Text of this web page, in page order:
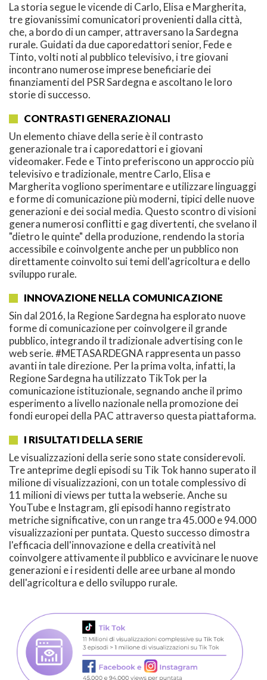
La storia segue le vicende di Carlo, Elisa e Margherita,
tre giovanissimi comunicatori provenienti dalla città,
che, a bordo di un camper, attraversano la Sardegna
rurale. Guidati da due caporedattori senior, Fede e
Tinto, volti noti al pubblico televisivo, i tre giovani
incontrano numerose imprese beneficiarie dei
finanziamenti del PSR Sardegna e ascoltano le loro
storie di successo.
CONTRASTI GENERAZIONALI
Un elemento chiave della serie è il contrasto
generazionale tra i caporedattori e i giovani
videomaker. Fede e Tinto preferiscono un approccio più
televisivo e tradizionale, mentre Carlo, Elisa e
Margherita vogliono sperimentare e utilizzare linguaggi
e forme di comunicazione più moderni, tipici delle nuove
generazioni e dei social media. Questo scontro di visioni
genera numerosi conflitti e gag divertenti, che svelano il
"dietro le quinte" della produzione, rendendo la storia
accessibile e coinvolgente anche per un pubblico non
direttamente coinvolto sui temi dell'agricoltura e dello
sviluppo rurale.
INNOVAZIONE NELLA COMUNICAZIONE
Sin dal 2016, la Regione Sardegna ha esplorato nuove
forme di comunicazione per coinvolgere il grande
pubblico, integrando il tradizionale advertising con le
web serie. #METASARDEGNA rappresenta un passo
avanti in tale direzione. Per la prima volta, infatti, la
Regione Sardegna ha utilizzato TikTok per la
comunicazione istituzionale, segnando anche il primo
esperimento a livello nazionale nella promozione dei
fondi europei della PAC attraverso questa piattaforma.
I RISULTATI DELLA SERIE
Le visualizzazioni della serie sono state considerevoli.
Tre anteprime degli episodi su Tik Tok hanno superato il
milione di visualizzazioni, con un totale complessivo di
11 milioni di views per tutta la webserie. Anche su
YouTube e Instagram, gli episodi hanno registrato
metriche significative, con un range tra 45.000 e 94.000
visualizzazioni per puntata. Questo successo dimostra
l'efficacia dell'innovazione e della creatività nel
coinvolgere attivamente il pubblico e avvicinare le nuove
generazioni e i residenti delle aree urbane al mondo
dell'agricoltura e dello sviluppo rurale.